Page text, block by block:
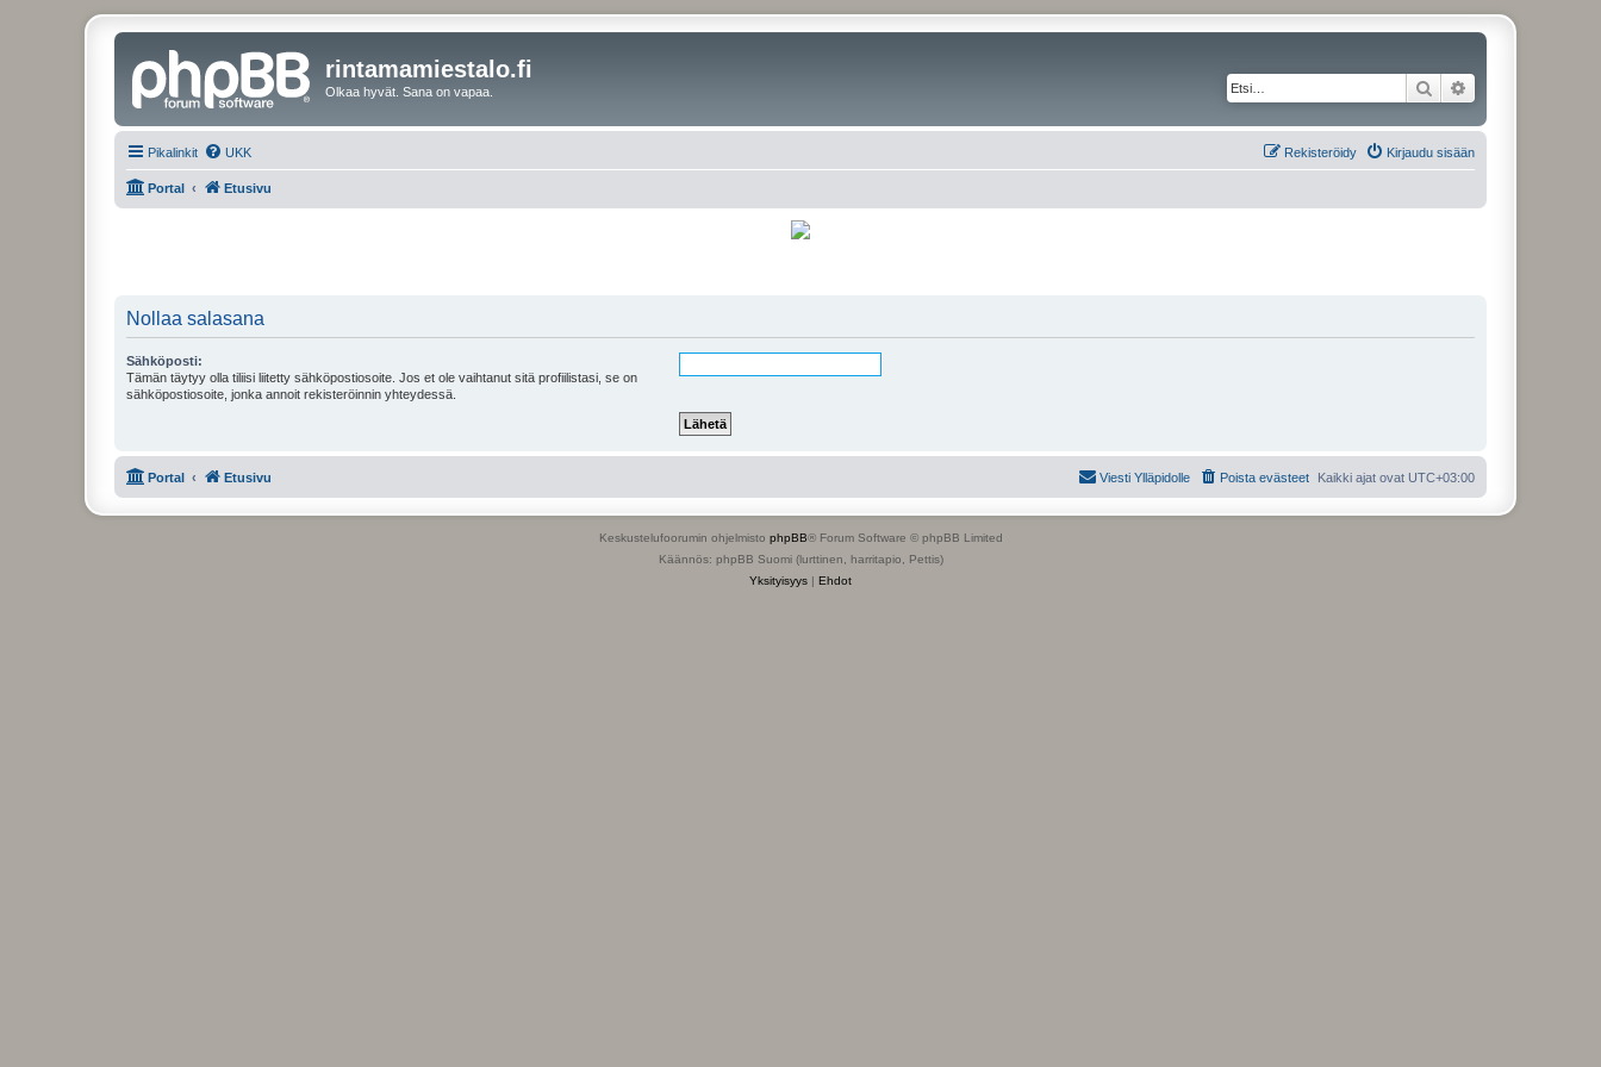
rintamamiestalo.fi
Olkaa hyvät. Sana on vapaa. Etsi
Pikalinkit UKK Kirjaudu sisään
Rekisteröidy
Portal Etusivu
Nollaa salasana
Sähköposti:
Tämän täytyy olla tiliisi liitetty sähköpostiosoite. Jos et ole vaihtanut sitä profiilistasi, se on
sähköpostiosoite, jonka annoit rekisteröinnin yhteydessä.
Portal Etusivu Kaikki ajat ovat UTC+03:00
Poista evästeet
Viesti Ylläpidolle
Keskustelufoorumin ohjelmisto phpBB® Forum Software © phpBB Limited
Käännös: phpBB Suomi (lurttinen, harritapio, Pettis)
Yksityisyys | Ehdot